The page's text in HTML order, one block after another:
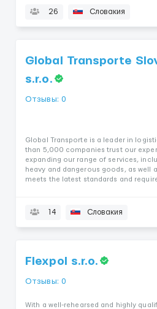
26 Словакия
Global Transporte
s.r.o.
Отзывы: 0
Global Transporte is a leader in
than 5,000 companies trust our
expanding our range of services,
heavy and dangerous goods, as well
meets the latest standards and
14 Словакия
Flexpol s.r.o.
Отзывы: 0
With a well-rehearsed and highly